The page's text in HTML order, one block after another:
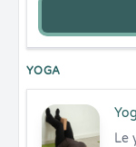
YOGA
Le